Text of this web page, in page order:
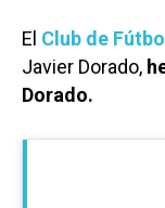
El Club de
Javier Dorado,
Dorado.